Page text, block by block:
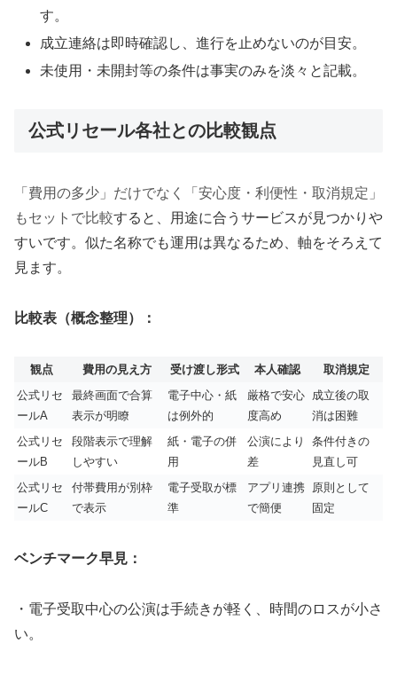
す。
成立連絡は即時確認し、進行を止めないのが目安。
未使用・未開封等の条件は事実のみを淡々と記載。
公式リセール各社との比較観点
「費用の多少」だけでなく「安心度・利便性・取消規定」
もセットで比較すると、用途に合うサービスが見つかりや
すいです。似た名称でも運用は異なるため、軸をそろえて
見ます。
比較表（概念整理）：
観点 費用の見え方 受け渡し形式 本人確認
取消規定
公式リセ
ールA
最終画面で合算
表示が明瞭
電子中心・紙
は例外的
厳格で安心
度高め
成立後の取
消は困難
公式リセ
ールB
段階表示で理解
しやすい
紙・電子の併
用
公演により
差
条件付きの
見直し可
公式リセ
ールC
付帯費用が別枠
で表示
電子受取が標
準
アプリ連携
で簡便
原則として
固定
ベンチマーク早見：
・電子受取中心の公演は手続きが軽く、時間のロスが小さ
い。